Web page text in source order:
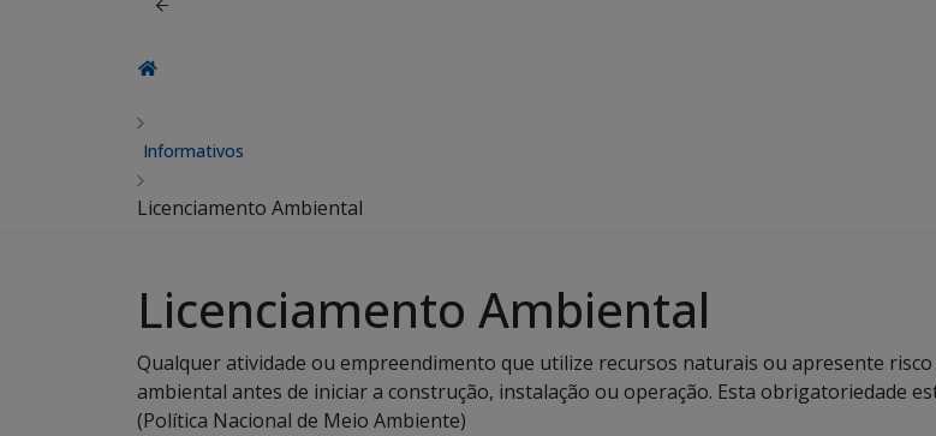
Informativos
Licenciamento Ambiental
Licenciamento Ambiental
Qualquer atividade ou empreendimento que utilize recursos naturais ou apresente
ambiental antes de iniciar a construção, instalação ou operação. Esta obrigatoriedade
(Política Nacional de Meio Ambiente)